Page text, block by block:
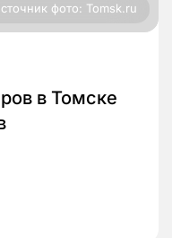
фото: Tomsk.ru
в Томске